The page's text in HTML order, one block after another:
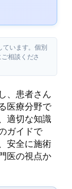
います。個別
相談くださ
、患者さん
医療分野で
適切な知識
ガイドで
安全に施術
医の視点か